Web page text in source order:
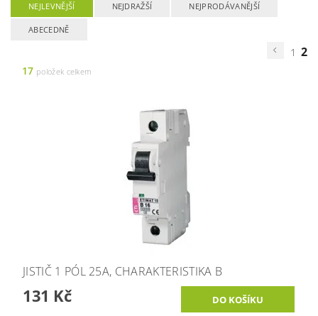
NEJLEVNĚJŠÍ NEJDRAŽŠÍ NEJPRODÁVANĚJŠÍ
ABECEDNĚ
1 2
17 položek celkem
JISTIČ 1 PÓL 25A, CHARAKTERISTIKA B
131 Kč